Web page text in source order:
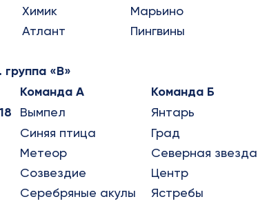
Химик
Марьино
Атлант
Пингвины
группа «В»
Команда А Команда Б
Вымпел Янтарь
Синяя птица
Град
Метеор
Северная звезда
Созвездие
Центр
Серебряные акулы
Ястребы